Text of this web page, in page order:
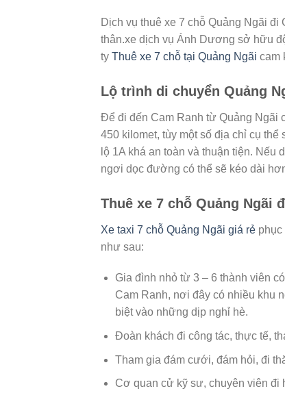
Dịch vụ thuê xe 7 chỗ Quảng Ngãi
thân.xe dịch vụ Ánh Dương sở hữu
ty Thuê xe 7 chỗ tại Quảng Ngãi cam
Lộ trình di chuyển Quảng
Để đi đến Cam Ranh từ Quảng Ngãi
450 kilomet, tùy một số địa chỉ cụ
lộ 1A khá an toàn và thuận tiện. Nếu
ngơi dọc đường có thể sẽ kéo dài
Thuê xe 7 chỗ Quảng Ngãi
Xe taxi 7 chỗ Quảng Ngãi giá rẻ phục
như sau:
Gia đình nhỏ từ 3 – 6 thành viên
Cam Ranh, nơi đây có nhiều khu
biệt vào những dịp nghỉ hè.
Đoàn khách đi công tác, thực tế,
Tham gia đám cưới, đám hỏi, đi
Cơ quan cử kỹ sư, chuyên viên đi